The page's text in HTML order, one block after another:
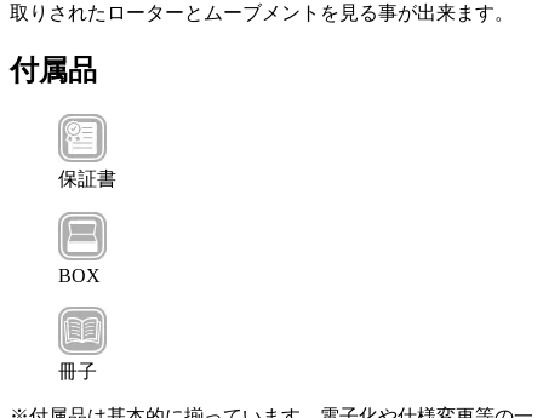
取りされたローターとムーブメントを見る事が出来ます。
付属品
保証書
BOX
冊子